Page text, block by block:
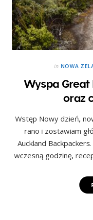
in NOWA
Wyspa Great
oraz
Wstęp Nowy dzień,
rano i zostawiam
Auckland
wczesną godzinę,